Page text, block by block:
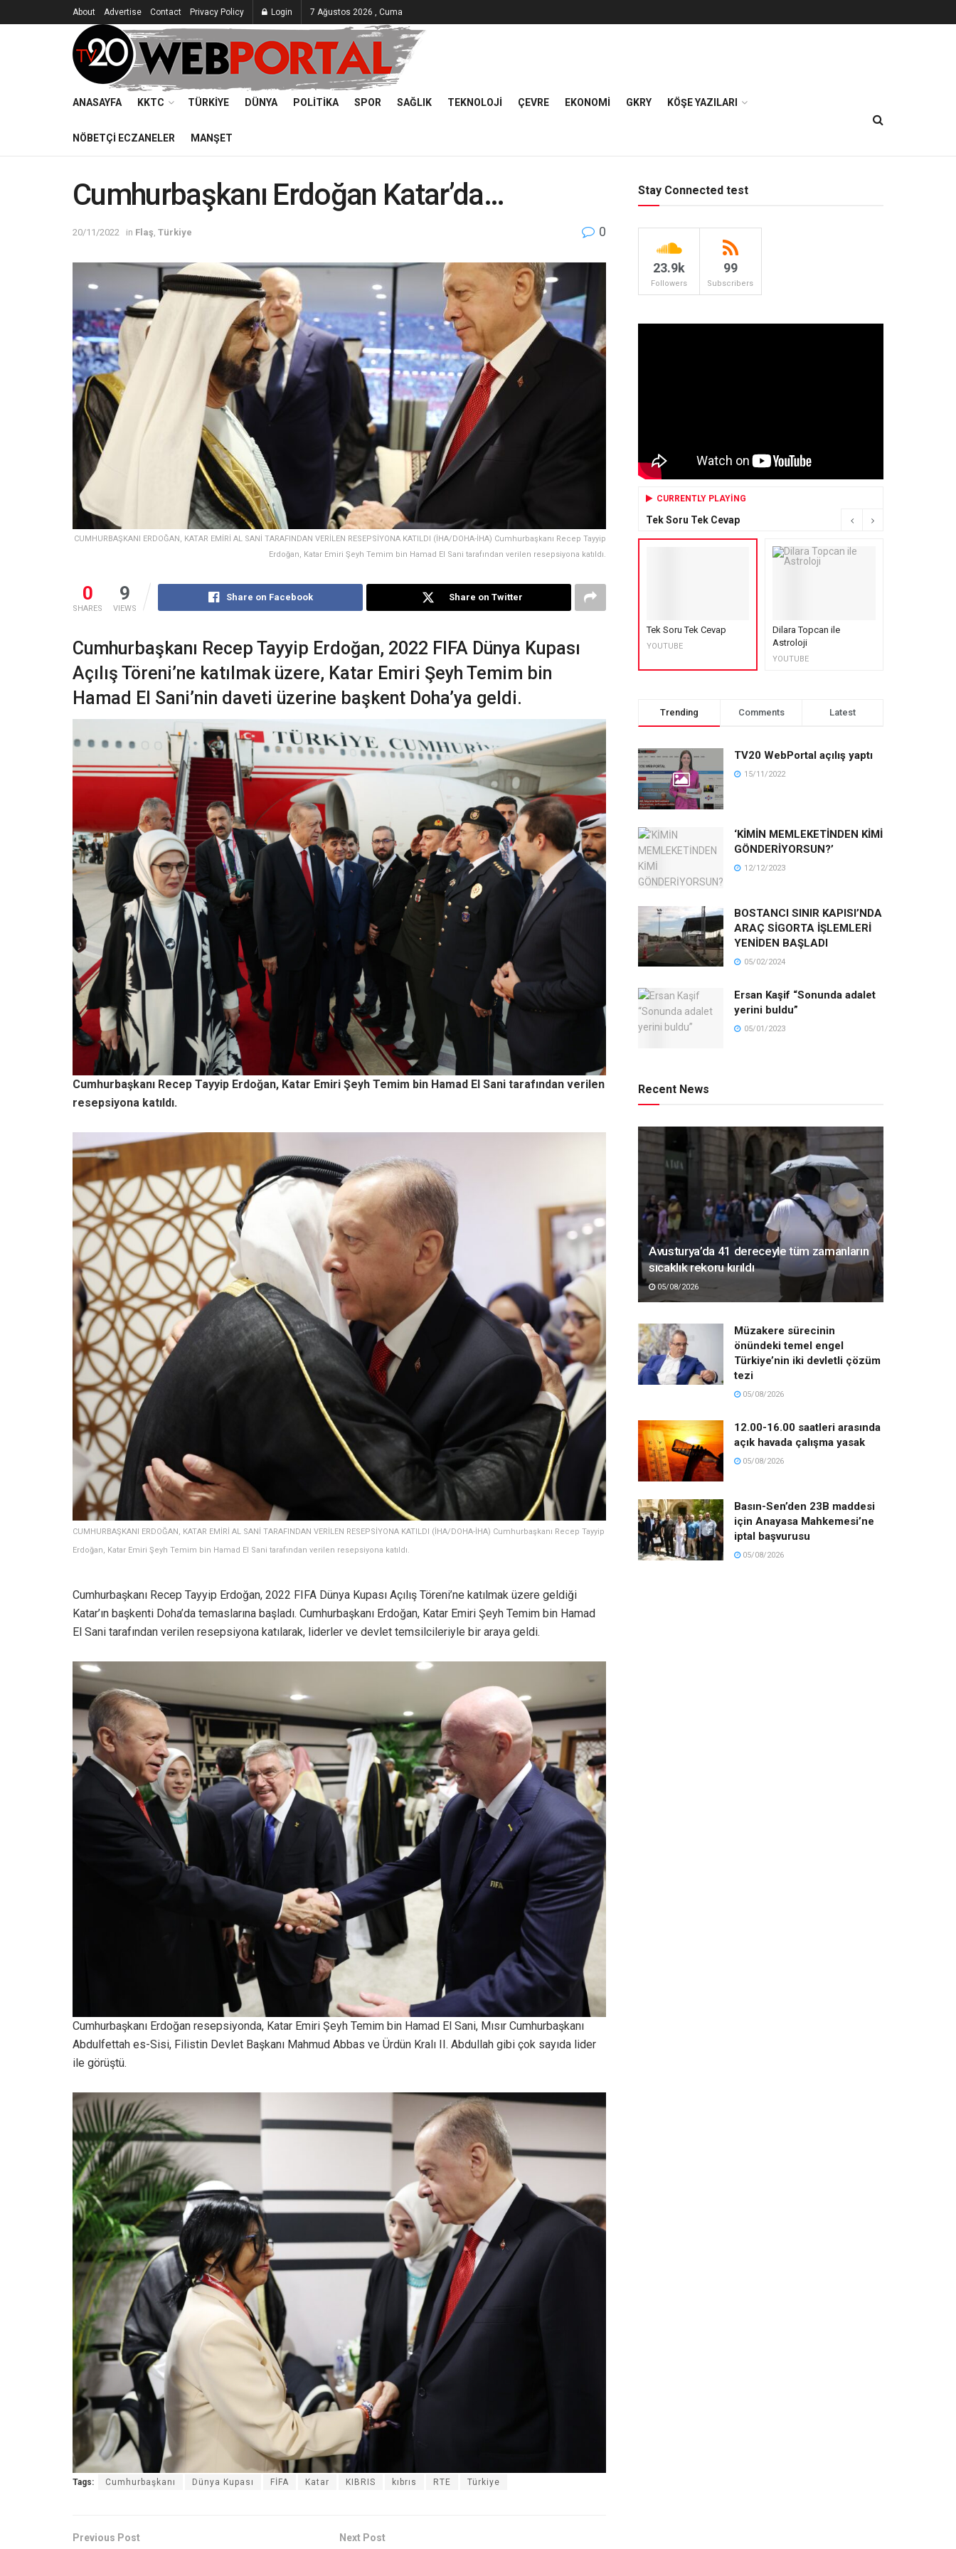
About Advertise Contact Privacy Policy Login 7 Ağustos 2026 , Cuma
ANASAYFA KKTC TÜRKIYE DÜNYA POLITIKA SPOR SAĞLIK TEKNOLOJI ÇEVRE EKONOMI GKRY KÖŞE YAZILARI
NÖBETÇI ECZANELER MANŞET
Cumhurbaşkanı Erdoğan Katar’da…
20/11/2022 in Flaş Türkiye 0
CUMHURBAŞKANI ERDOĞAN, KATAR EMİRİ AL SANİ TARAFINDAN VERİLEN RESEPSİYONA KATILDI (İHA/DOHA-İHA) Cumhurbaşkanı Recep Tayyip
Erdoğan, Katar Emiri Şeyh Temim bin Hamad El Sani tarafından verilen resepsiyona katıldı.
0
SHARES
9
VIEWS
Share on Facebook Share on Twitter
Cumhurbaşkanı Recep Tayyip Erdoğan, 2022 FIFA Dünya Kupası
Açılış Töreni’ne katılmak üzere, Katar Emiri Şeyh Temim bin
Hamad El Sani’nin daveti üzerine başkent Doha’ya geldi.
Cumhurbaşkanı Recep Tayyip Erdoğan, Katar Emiri Şeyh Temim bin Hamad El Sani tarafından verilen
resepsiyona katıldı.
CUMHURBAŞKANI ERDOĞAN, KATAR EMİRİ AL SANİ TARAFINDAN VERİLEN RESEPSİYONA KATILDI (İHA/DOHA-İHA) Cumhurbaşkanı Recep Tayyip
Erdoğan, Katar Emiri Şeyh Temim bin Hamad El Sani tarafından verilen resepsiyona katıldı.
Cumhurbaşkanı Recep Tayyip Erdoğan, 2022 FIFA Dünya Kupası Açılış Töreni’ne katılmak üzere geldiği
Katar’ın başkenti Doha’da temaslarına başladı. Cumhurbaşkanı Erdoğan, Katar Emiri Şeyh Temim bin Hamad
El Sani tarafından verilen resepsiyona katılarak, liderler ve devlet temsilcileriyle bir araya geldi.
Cumhurbaşkanı Erdoğan resepsiyonda, Katar Emiri Şeyh Temim bin Hamad El Sani, Mısır Cumhurbaşkanı
Abdulfettah es-Sisi, Filistin Devlet Başkanı Mahmud Abbas ve Ürdün Kralı II. Abdullah gibi çok sayıda lider
ile görüştü.
Tags: Cumhurbaşkanı Dünya Kupası FİFA Katar KIBRIS kıbrıs RTE Türkiye
Previous Post Next Post
Stay Connected test
23.9k
Followers
99
Subscribers
CURRENTLY PLAYING
Tek Soru Tek Cevap
Tek Soru Tek Cevap
YOUTUBE
Dilara Topcan ile
Astroloji
YOUTUBE
Trending Comments Latest
TV20 WebPortal açılış yaptı
15/11/2022
‘KİMİN MEMLEKETİNDEN KİMİ
GÖNDERİYORSUN?’
12/12/2023
BOSTANCI SINIR KAPISI’NDA
ARAÇ SİGORTA İŞLEMLERİ
YENİDEN BAŞLADI
05/02/2024
Ersan Kaşif “Sonunda adalet
yerini buldu”
05/01/2023
Recent News
Avusturya’da 41 dereceyle tüm zamanların
sıcaklık rekoru kırıldı
05/08/2026
Müzakere sürecinin
önündeki temel engel
Türkiye’nin iki devletli çözüm
tezi
05/08/2026
12.00-16.00 saatleri arasında
açık havada çalışma yasak
05/08/2026
Basın-Sen’den 23B maddesi
için Anayasa Mahkemesi’ne
iptal başvurusu
05/08/2026